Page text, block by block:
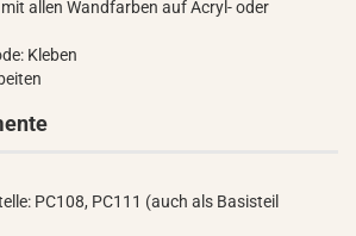
allen Wandfarben auf Acryl- oder
Kleben
PC108, PC111 (auch als Basisteil